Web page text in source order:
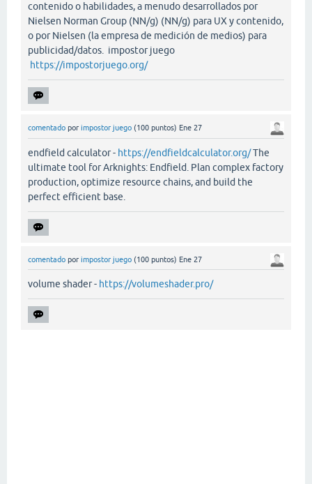
contenido o habilidades, a menudo desarrollados por
Nielsen Norman Group (NN/g) (NN/g) para UX y contenido,
o por Nielsen (la empresa de medición de medios) para
publicidad/datos. impostor juego
https://impostorjuego.org/
comentado por impostor juego (100 puntos) Ene 27
endfield calculator - https://endfieldcalculator.org/The
ultimate tool for Arknights: Endfield. Plan complex factory
production, optimize resource chains, and build the
perfect efficient base.
comentado por impostor juego (100 puntos) Ene 27
volume shader - https://volumeshader.pro/